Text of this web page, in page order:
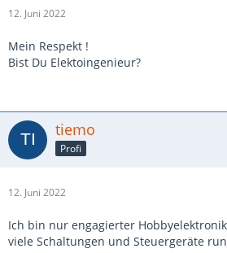
12. Juni 2022
Mein Respekt !
Bist Du Elektoingenieur?
tiemo
Profi
12. Juni 2022
Ich bin nur engagierter
viele Schaltungen und Steuergeräte